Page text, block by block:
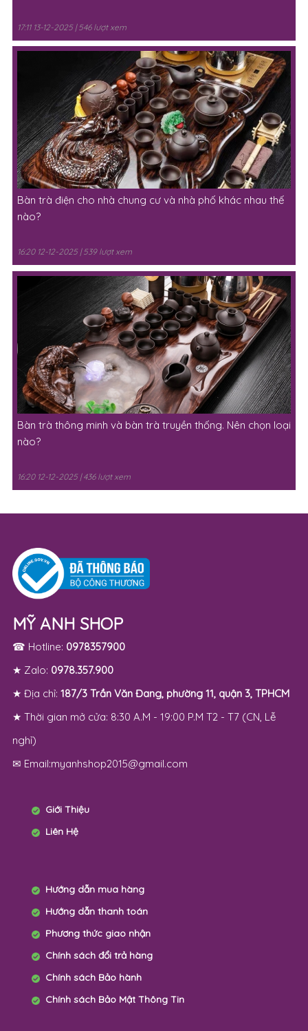
17:11 13-12-2025 | 546 lượt xem
Bàn trà điện cho nhà chung cư và nhà phố khác nhau thế
nào?
16:20 12-12-2025 | 539 lượt xem
Bàn trà thông minh và bàn trà truyền thống. Nên chọn loại
nào?
16:20 12-12-2025 | 436 lượt xem
MỸ ANH SHOP
☎ Hotline: 0978357900
★ Zalo: 0978.357.900
★ Địa chỉ: 187/3 Trần Văn Đang, phường 11, quận 3, TPHCM
★ Thời gian mở cửa: 8:30 A.M - 19:00 P.M T2 - T7 (CN, Lễ
nghỉ)
✉ Email:myanhshop2015@gmail.com
Giới Thiệu
Liên Hệ
Hướng dẫn mua hàng
Hướng dẫn thanh toán
Phương thức giao nhận
Chính sách đổi trả hàng
Chính sách Bảo hành
Chính sách Bảo Mật Thông Tin